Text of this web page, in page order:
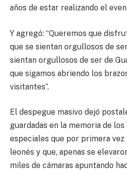
años de estar realizando el
Y agregó: “Queremos que
que se sientan orgullosos de
sientan orgullosos de ser de
que sigamos abriendo los
visitantes”.
El despegue masivo dejó
guardadas en la memoria de
especiales que por primera
leonés y que, apenas se
miles de cámaras apuntando